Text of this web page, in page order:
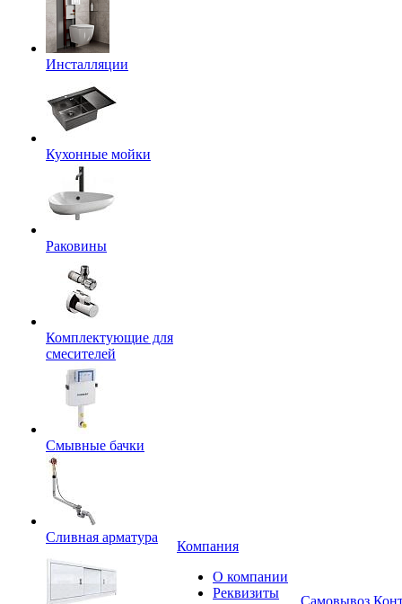
Инсталляции
Кухонные мойки
Раковины
Комплектующие для
смесителей
Смывные бачки
Сливная арматура
Компания
О компании
Реквизиты
Самовывоз